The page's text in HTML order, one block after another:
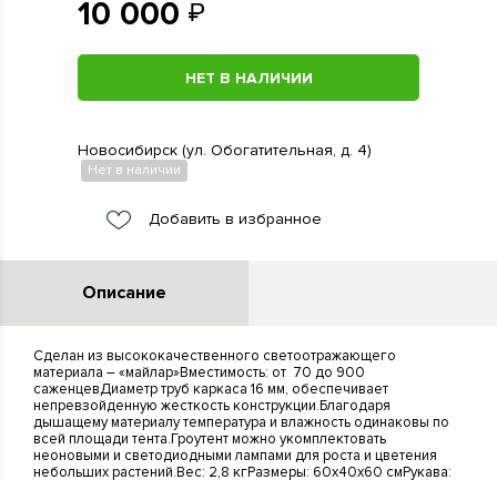
10 000
НЕТ В НАЛИЧИИ
Новосибирск (ул. Обогатительная, д. 4)
Нет в наличии
Добавить в избранное
Описание
Сделан из высококачественного светоотражающего
материала – «майлар»Вместимость: от 70 до 900
саженцевДиаметр труб каркаса 16 мм, обеспечивает
непревзойденную жесткость конструкции.Благодаря
дышащему материалу температура и влажность одинаковы по
всей площади тента.Гроутент можно укомплектовать
неоновыми и светодиодными лампами для роста и цветения
небольших растений.Вес: 2,8 кгРазмеры: 60х40х60 смРукава: